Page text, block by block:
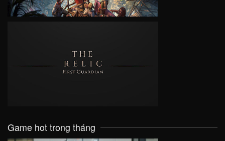
VIEW
Game hot trong tháng